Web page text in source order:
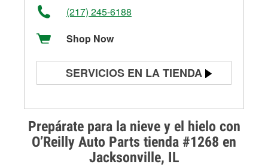
Prepárate para la nieve y el hielo con
O’Reilly Auto Parts tienda #1268 en
Jacksonville, IL
(217) 245-6188
Shop Now
SERVICIOS EN LA TIENDA
Prueba de alternadores y
arrancadores
Revisión de la luz "Check Engine"